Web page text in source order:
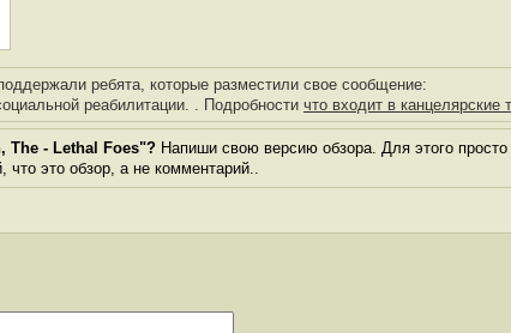
ребята, которые разместили свое сообщение:
реабилитации. . Подробности что входит в канцелярские
The - Lethal Foes"? Напиши свою версию обзора. Для этого
что это обзор, а не комментарий..